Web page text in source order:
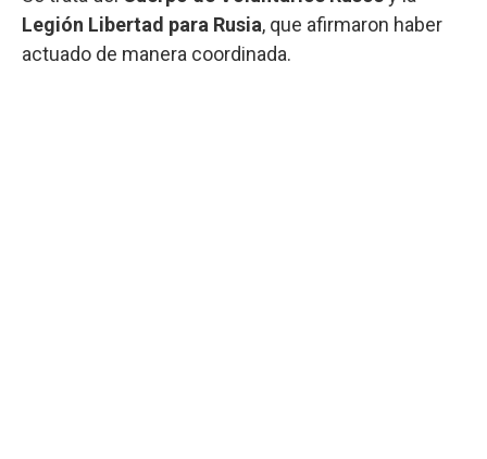
Legión Libertad para Rusia, que afirmaron haber
actuado de manera coordinada.